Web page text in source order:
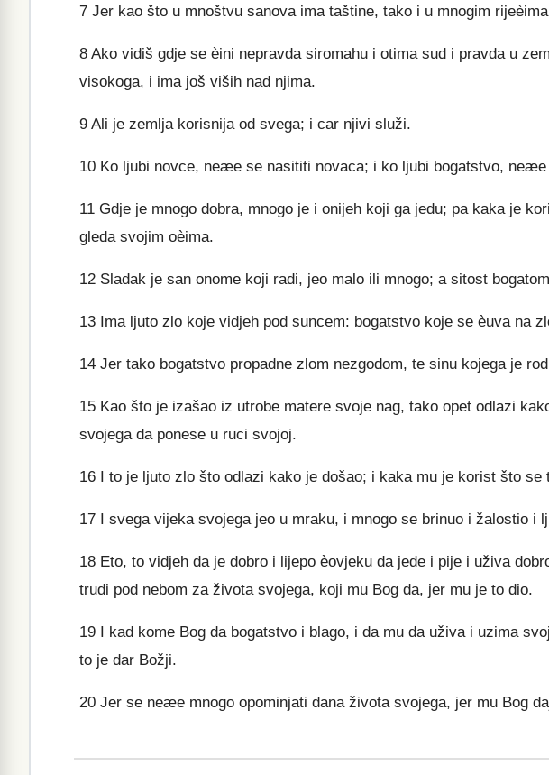
7 Jer kao što u mnoštvu sanova ima taštine, tako i u mnogim
8 Ako vidiš gdje se èini nepravda siromahu i otima sud i pravda u
visokoga, i ima još viših nad njima.
9 Ali je zemlja korisnija od svega; i car njivi služi.
10 Ko ljubi novce, neæe se nasititi novaca; i ko ljubi bogatstvo,
11 Gdje je mnogo dobra, mnogo je i onijeh koji ga jedu; pa kaka je
gleda svojim oèima.
12 Sladak je san onome koji radi, jeo malo ili mnogo; a sitost
13 Ima ljuto zlo koje vidjeh pod suncem: bogatstvo koje se èuva na
14 Jer tako bogatstvo propadne zlom nezgodom, te sinu kojega je
15 Kao što je izašao iz utrobe matere svoje nag, tako opet odlazi
svojega da ponese u ruci svojoj.
16 I to je ljuto zlo što odlazi kako je došao; i kaka mu je korist što se
17 I svega vijeka svojega jeo u mraku, i mnogo se brinuo i žalostio i
18 Eto, to vidjeh da je dobro i lijepo èovjeku da jede i pije i uživa
trudi pod nebom za života svojega, koji mu Bog da, jer mu je to dio.
19 I kad kome Bog da bogatstvo i blago, i da mu da uživa i uzima
to je dar Božji.
20 Jer se neæe mnogo opominjati dana života svojega, jer mu Bog